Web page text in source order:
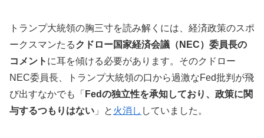
トランプ大統領の胸三寸を読み解くには、経済政策のスポ
ークスマンたるクドロー国家経済会議（NEC）委員長の
コメント に耳を傾ける必要があります。そのクドロー
NEC委員長、トランプ大統領の口から過激なFed批判が飛
び出すなかでも「 Fedの独立性を承知しており、政策に関
与するつもりはない 」と 火消し していました。